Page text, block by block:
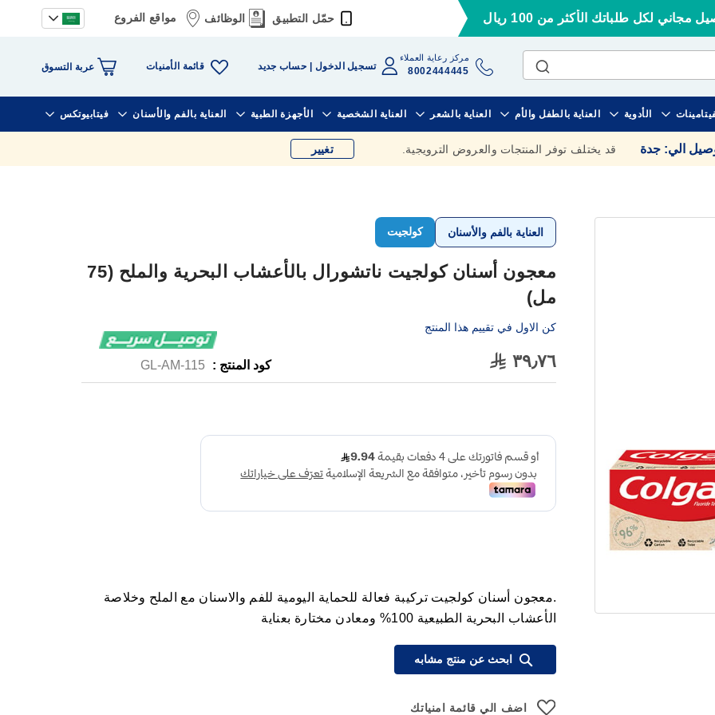
مجاني لكل طلباتك الأكثر من 100 ريال حمّل التطبيق الوظائف مواقع الفروع
مركز رعاية العملاء
8002444445 تسجيل الدخول حساب جديد قائمة الأمنيات عربة التسوق
الأدوية العناية بالطفل والأم العناية بالشعر العناية الشخصية الأجهزة الطبية العناية بالفم والأسنان فيتابيوتكس
الي: جدة قد يختلف توفر المنتجات والعروض الترويجية. تغيير
العناية بالفم والأسنان كولجيت
معجون أسنان كولجيت ناتشورال بالأعشاب البحرية والملح (75
مل)
كن الاول في تقييم هذا المنتج
٣٩٫٧٦ كود المنتج : GL-AM-115
.معجون أسنان كولجيت تركيبة فعالة للحماية اليومية للفم والاسنان مع الملح وخلاصة
الأعشاب البحرية الطبيعية 100% ومعادن مختارة بعناية
ابحث عن منتج مشابه
اضف الي قائمة امنياتك